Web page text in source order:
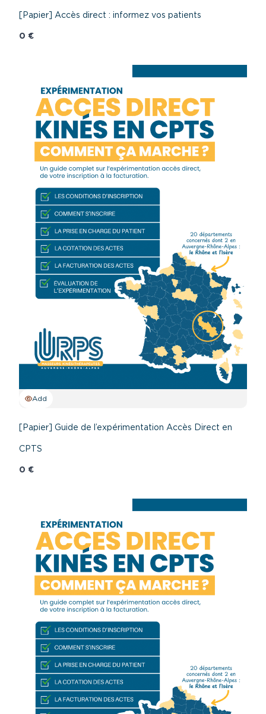
[Papier] Accès direct : informez vos patients
0 €
Add
[Papier] Guide de l’expérimentation Accès Direct en
CPTS
0 €